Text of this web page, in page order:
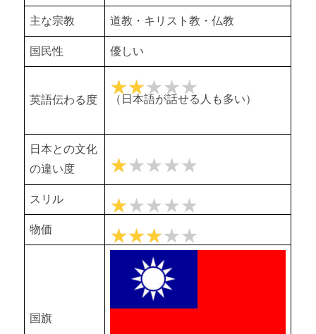
主な宗教 道教・キリスト教・仏教
国民性 優しい
英語伝わる度
★★
★★★★★
（日本語が話せる人も多い）
日本との文化
の違い度
★
★★★★★
スリル ★
★★★★★
物価 ★★★
★★★★★
国旗